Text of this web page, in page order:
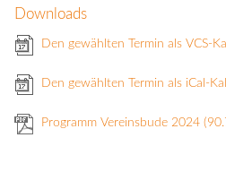
Downloads
Den gewählten Termin als VCS-
Den gewählten Termin als iCal-
Programm Vereinsbude 2024